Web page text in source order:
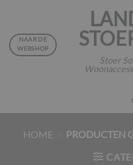
inhoud
Stoer
NAAR DE
WEBSHOP
HOME
PRODUCTEN